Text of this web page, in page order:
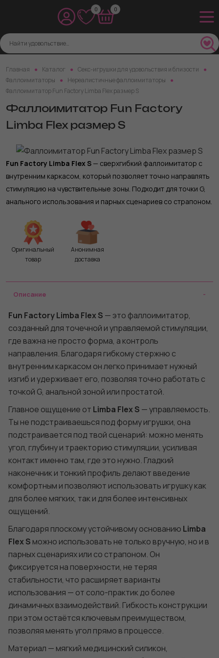
0 0
Главная Каталог
Секс-игрушки для удовольствия и близости
Фаллоимитаторы
Нереалистичные фаллоимитаторы
Фаллоимитатор Fun Factory Limba Flex размер S
Фаллоимитатор Fun Factory
Limba Flex размер S
Fun Factory Limba Flex S — сверхгибкий фаллоимитатор с
внутренним каркасом, который позволяет точно направлять
стимуляцию на чувствительные зоны. Подходит для точки G,
анального использования и парных сценариев со страпоном.
Оригинальный
товар
Анонимная
доставка
Описание
Fun Factory Limba Flex S — это фаллоимитатор,
созданный для точечной и управляемой стимуляции,
где важна не просто форма, а контроль
направления. Благодаря гибкому стержню с
внутренним каркасом он легко принимает нужный
изгиб и удерживает его, позволяя точно работать с
точкой G, анальной зоной или простатой.
Главное ощущение от Limba Flex S — управляемость.
Ты не подстраиваешься под форму игрушки, она
подстраивается под твой сценарий: можно менять
угол, глубину и траекторию стимуляции, усиливая
контакт именно там, где это нужно. Гладкий
наконечник и тонкий профиль делают введение
комфортным и позволяют использовать игрушку как
для более мягких, так и для более интенсивных
ощущений.
Благодаря плоскому устойчивому основанию Limba
Flex S можно использовать не только вручную, но и в
парных сценариях или со страпоном. Он
фиксируется на поверхности, не теряя
стабильности, что расширяет варианты
использования — от соло-практик до более
динамичных взаимодействий. Гибкость конструкции
при этом остаётся ключевым преимуществом,
позволяя менять угол прямо в процессе.
Материал — мягкий медицинский силикон,